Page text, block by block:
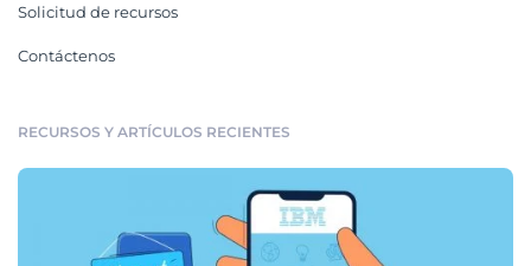
Solicitud de recursos
Contáctenos
RECURSOS Y ARTÍCULOS RECIENTES